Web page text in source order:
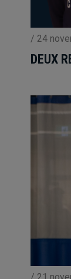
/ 24
DEUX